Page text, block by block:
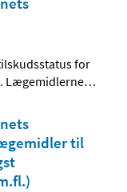
for
Lægemidlerne…
til